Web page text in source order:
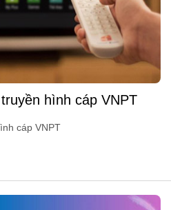
‌hình‌ ‌cáp‌ ‌VNPT‌
‌cáp‌ ‌VNPT‌